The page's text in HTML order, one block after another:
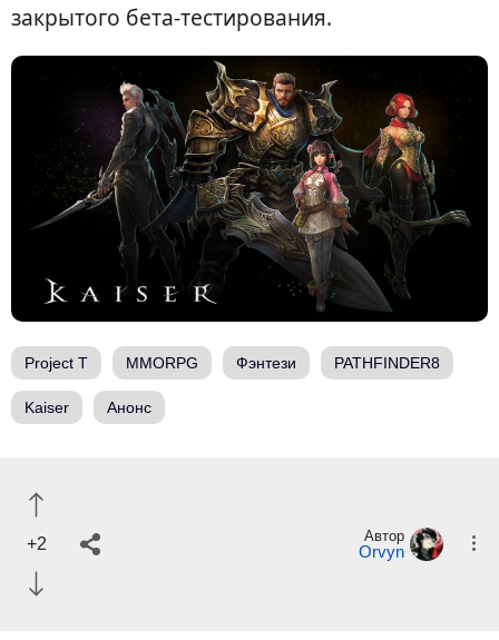
закрытого бета-тестирования.
Project T MMORPG Фэнтези PATHFINDER8
Kaiser Анонс
+2 Автор
Orvyn